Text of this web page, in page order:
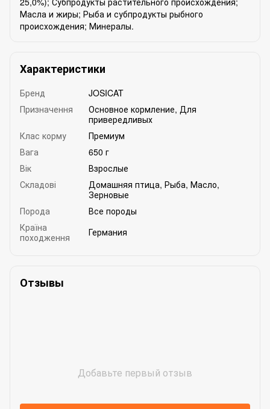
Масла и жиры; Рыба и субпродукты рыбного
происхождения; Минералы.
Характеристики
Бренд
JOSICAT
Призначення
Основное кормление, Для
привередливых
Клас корму
Премиум
Вага
650 г
Вік
Взрослые
Складові
Домашняя птица, Рыба, Масло,
Зерновые
Порода
Все породы
Країна
походження
Германия
Отзывы
Добавьте первый отзыв